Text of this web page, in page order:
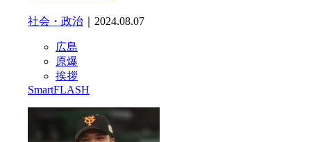
社会・政治 ｜2024.08.07
広島
原爆
挨拶
SmartFLASH